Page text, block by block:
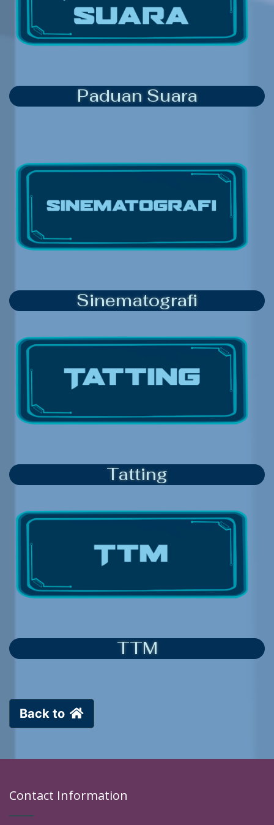
Paduan Suara
Sinematografi
Tatting
TTM
Back to
Contact Information